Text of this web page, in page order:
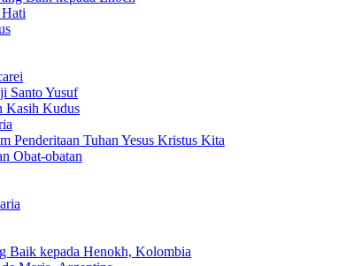
Santo Yusuf
Kasih Kudus
Penderitaan Tuhan Yesus Kristus Kita
Obat-obatan
Baik kepada Henokh, Kolombia